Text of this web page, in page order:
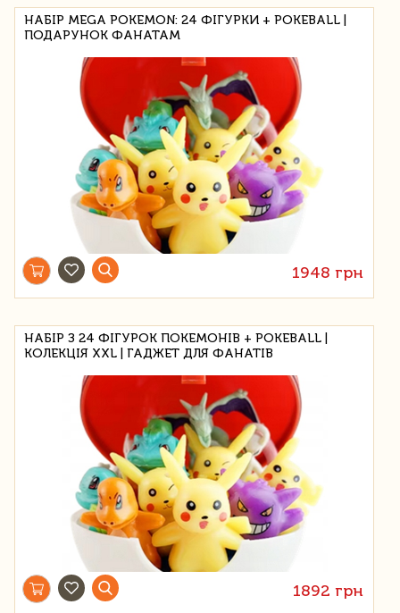
НАБІР MEGA POKEMON: 24 ФІГУРКИ + POKEBALL |
ПОДАРУНОК ФАНАТАМ
1948 грн
НАБІР З 24 ФІГУРОК ПОКЕМОНІВ + POKEBALL |
КОЛЕКЦІЯ XXL | ГАДЖЕТ ДЛЯ ФАНАТІВ
1892 грн